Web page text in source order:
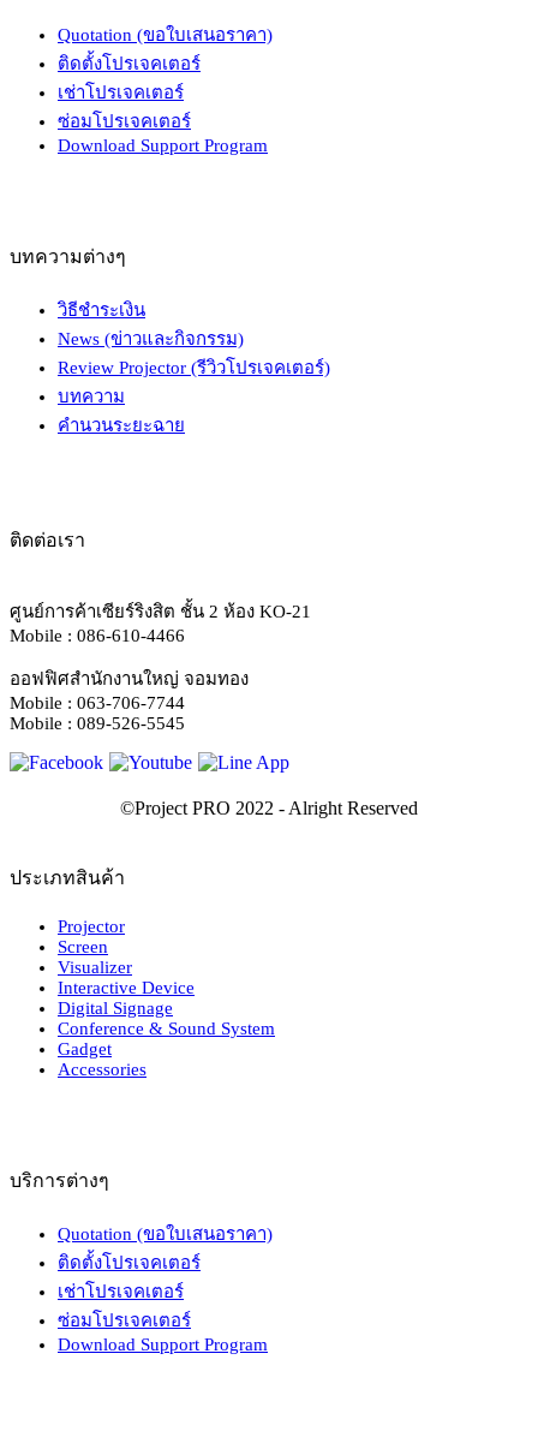
Quotation (ขอใบเสนอราคา)
ติดตั้งโปรเจคเตอร์
เช่าโปรเจคเตอร์
ซ่อมโปรเจคเตอร์
Download Support Program
บทความต่างๆ
วิธีชำระเงิน
News (ข่าวและกิจกรรม)
Review Projector (รีวิวโปรเจคเตอร์)
บทความ
คำนวนระยะฉาย
ติดต่อเรา
ศูนย์การค้าเซียร์ริงสิต ชั้น 2 ห้อง KO-21
Mobile : 086-610-4466
ออฟฟิศสำนักงานใหญ่ จอมทอง
Mobile : 063-706-7744
Mobile : 089-526-5545
ประเภทสินค้า
Projector
Screen
Visualizer
Interactive Device
Digital Signage
Conference & Sound System
Gadget
Accessories
บริการต่างๆ
Quotation (ขอใบเสนอราคา)
ติดตั้งโปรเจคเตอร์
เช่าโปรเจคเตอร์
ซ่อมโปรเจคเตอร์
Download Support Program